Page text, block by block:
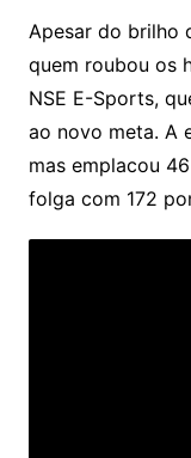
Apesar do brilho
quem roubou os
NSE E-Sports,
ao novo meta. A
mas emplacou
folga com 172